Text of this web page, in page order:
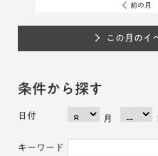
前の月
この月のイ
条件から探す
日付 月
キーワード